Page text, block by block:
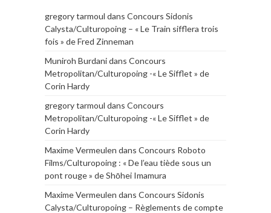
gregory tarmoul dans Concours Sidonis
Calysta/Culturopoing – « Le Train sifflera trois
fois » de Fred Zinneman
Muniroh Burdanidans Concours
Metropolitan/Culturopoing -« Le Sifflet » de
Corin Hardy
gregory tarmoul dans Concours
Metropolitan/Culturopoing -« Le Sifflet » de
Corin Hardy
Maxime Vermeulen dans Concours Roboto
Films/Culturopoing : « De l’eau tiède sous un
pont rouge » de Shōhei Imamura
Maxime Vermeulen dans Concours Sidonis
Calysta/Culturopoing – Règlements de compte